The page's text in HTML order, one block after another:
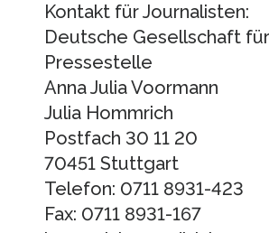
Kontakt für Journalisten:
Deutsche Gesellschaft
Pressestelle
Anna Julia Voormann
Julia Hommrich
Postfach 30 11 20
70451 Stuttgart
Telefon: 0711 8931-423
Fax: 0711 8931-167